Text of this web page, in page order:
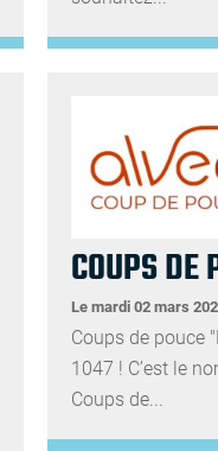
COUPS DE
Le mardi 02 mars
Coups de pouce
1047 ! C’est le
Coups de...